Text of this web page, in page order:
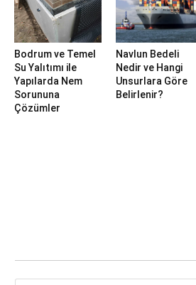
Bodrum ve Temel
Su Yalıtımı ile
Yapılarda Nem
Sorununa
Çözümler
Navlun Bedeli
Nedir ve Hangi
Unsurlara Göre
Belirlenir?